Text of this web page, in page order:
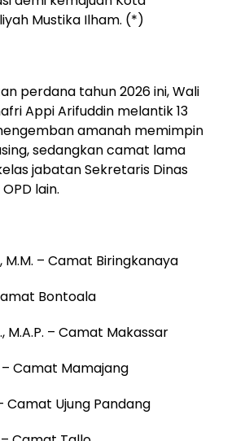
Mustika Ilham. (*)
perdana tahun 2026 ini, Wali
Appi Arifuddin melantik 13
amanah memimpin
sedangkan camat lama
jabatan Sekretaris Dinas
lain.
M.M. – Camat Biringkanaya
Bontoala
M.A.P. – Camat Makassar
– Camat Mamajang
Camat Ujung Pandang